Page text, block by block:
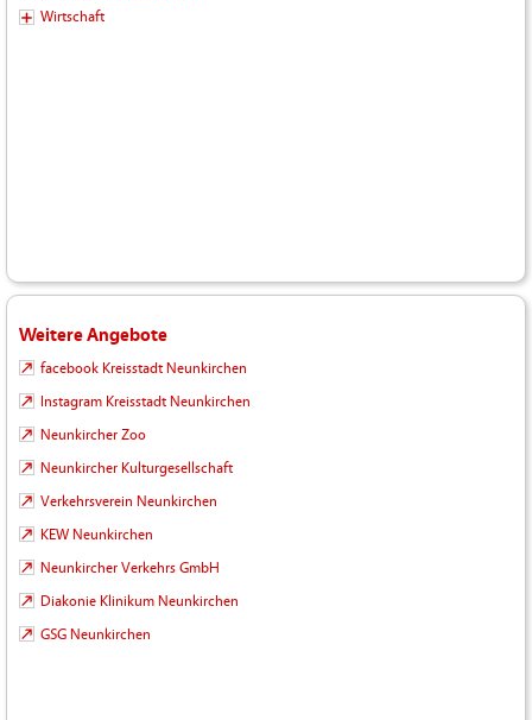
Wirtschaft
Weitere Angebote
facebook Kreisstadt Neunkirchen
Instagram Kreisstadt Neunkirchen
Neunkircher Zoo
Neunkircher Kulturgesellschaft
Verkehrsverein Neunkirchen
KEW Neunkirchen
Neunkircher Verkehrs GmbH
Diakonie Klinikum Neunkirchen
GSG Neunkirchen